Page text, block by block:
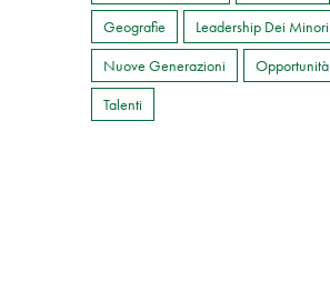
Geografie
Leadership Dei Minori
Nuove Generazioni
Opportunità
Talenti